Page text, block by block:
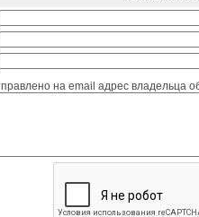
на email адрес владельца